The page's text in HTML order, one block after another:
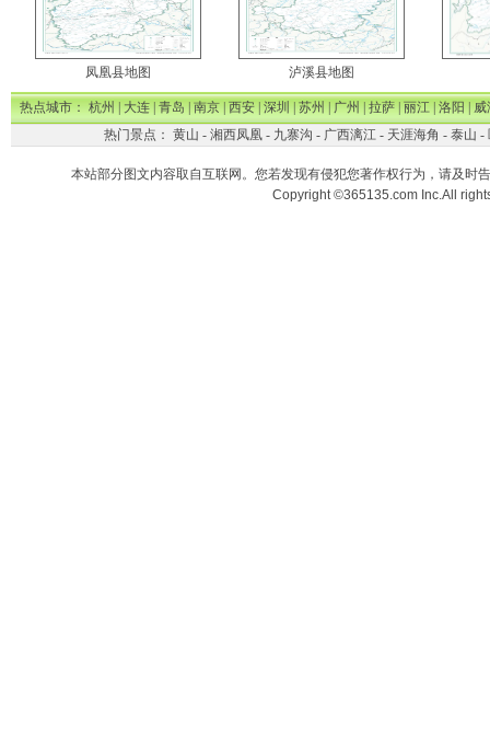
凤凰县地图 泸溪县地图
热点城市：杭州|大连|青岛|南京|西安|深圳|苏州|广州|拉萨|丽江|洛阳|威
热门景点： 黄山 - 湘西凤凰- 九寨沟 - 广西漓江- 天涯海角 - 泰山 -
本站部分图文内容取自互联网。您若发现有侵犯您著作权行为，请及时
Copyright ©365135.com Inc.All